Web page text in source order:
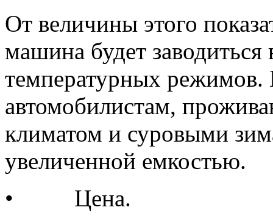
От величины этого
машина будет заводиться
температурных режимов.
автомобилистам,
климатом и суровыми
увеличенной емкостью.
• Цена.